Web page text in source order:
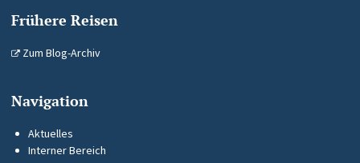
Frühere Reisen
Zum Blog-Archiv
Navigation
Aktuelles
Interner Bereich